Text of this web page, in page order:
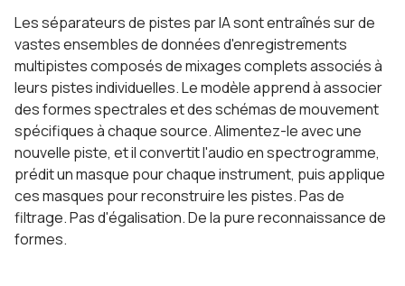
Les séparateurs de pistes par IA sont entraînés sur de
vastes ensembles de données d'enregistrements
multipistes composés de mixages complets associés à
leurs pistes individuelles. Le modèle apprend à associer
des formes spectrales et des schémas de mouvement
spécifiques à chaque source. Alimentez-le avec une
nouvelle piste, et il convertit l'audio en spectrogramme,
prédit un masque pour chaque instrument, puis applique
ces masques pour reconstruire les pistes. Pas de
filtrage. Pas d'égalisation. De la pure reconnaissance de
formes.